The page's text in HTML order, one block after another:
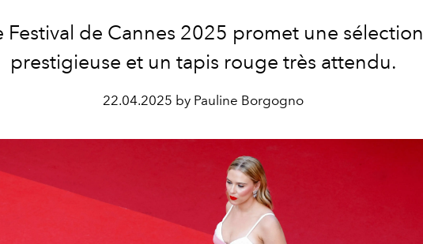
Festival de Cannes 2025 promet une sélection
prestigieuse et un tapis rouge très attendu.
22.04.2025 by Pauline Borgogno